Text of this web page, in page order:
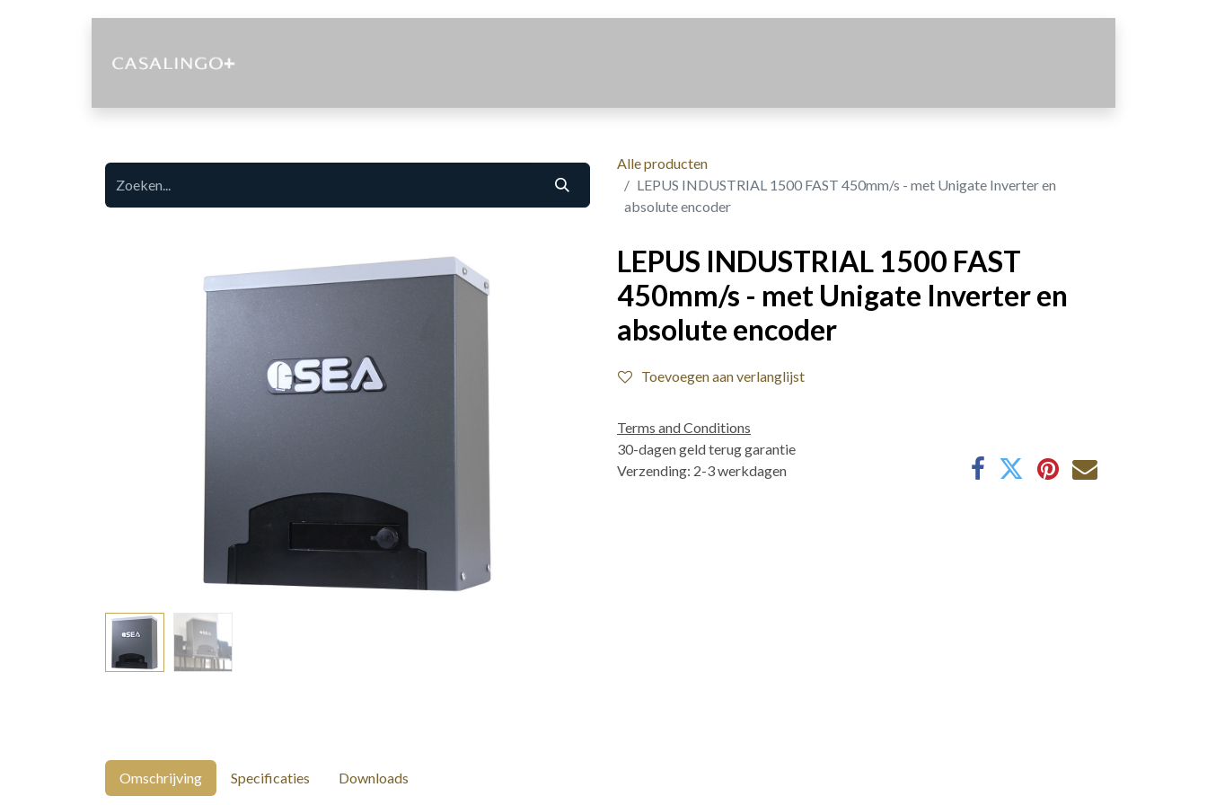
Alle producten
LEPUS INDUSTRIAL 1500 FAST 450mm/s - met Unigate Inverter en
absolute encoder
LEPUS INDUSTRIAL 1500 FAST
450mm/s - met Unigate Inverter en
absolute encoder
Toevoegen aan verlanglijst
Terms and Conditions
30-dagen geld terug garantie
Verzending: 2-3 werkdagen
Omschrijving Specificaties Downloads